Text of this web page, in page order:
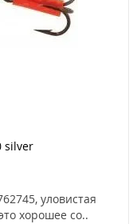
silver
уловистая
хорошее со..